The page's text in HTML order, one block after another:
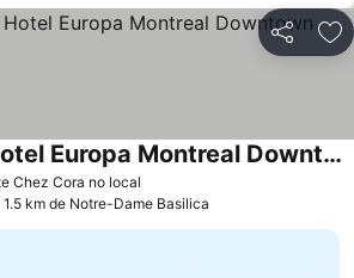
Partilhar
Chez Cora no local
Best Western Hotel Europa Montreal Downtown
1.5 km de Notre-Dame Basilica